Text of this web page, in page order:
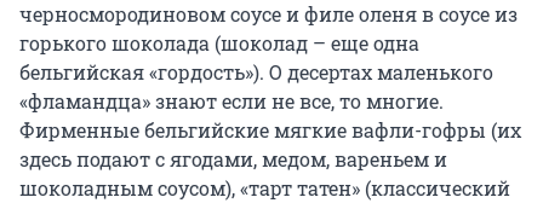
черносмородиновом соусе и филе оленя в соусе из
горького шоколада (шоколад – еще одна
бельгийская «гордость»). О десертах маленького
«фламандца» знают если не все, то многие.
Фирменные бельгийские мягкие вафли-гофры (их
здесь подают с ягодами, медом, вареньем и
шоколадным соусом), «тарт татен» (классический